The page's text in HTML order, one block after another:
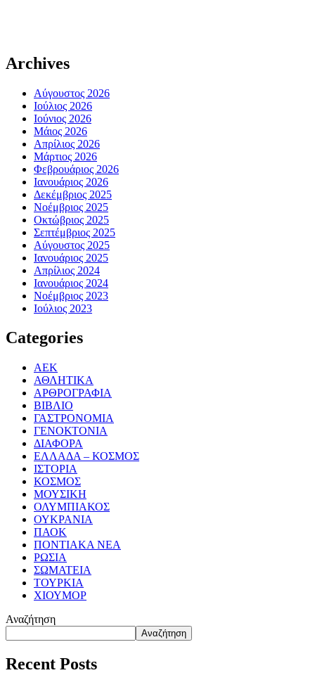
Archives
Αύγουστος 2026
Ιούλιος 2026
Ιούνιος 2026
Μάιος 2026
Απρίλιος 2026
Μάρτιος 2026
Φεβρουάριος 2026
Ιανουάριος 2026
Δεκέμβριος 2025
Νοέμβριος 2025
Οκτώβριος 2025
Σεπτέμβριος 2025
Αύγουστος 2025
Ιανουάριος 2025
Απρίλιος 2024
Ιανουάριος 2024
Νοέμβριος 2023
Ιούλιος 2023
Categories
ΑΕΚ
ΑΘΛΗΤΙΚΑ
ΑΡΘΡΟΓΡΑΦΙΑ
ΒΙΒΛΙΟ
ΓΑΣΤΡΟΝΟΜΙΑ
ΓΕΝΟΚΤΟΝΙΑ
ΔΙΑΦΟΡΑ
ΕΛΛΑΔΑ – ΚΟΣΜΟΣ
ΙΣΤΟΡΙΑ
ΚΟΣΜΟΣ
ΜΟΥΣΙΚΗ
ΟΛΥΜΠΙΑΚΟΣ
ΟΥΚΡΑΝΙΑ
ΠΑΟΚ
ΠΟΝΤΙΑΚΑ ΝΕΑ
ΡΩΣΙΑ
ΣΩΜΑΤΕΙΑ
ΤΟΥΡΚΙΑ
ΧΙΟΥΜΟΡ
Αναζήτηση
Αναζήτηση
Recent Posts